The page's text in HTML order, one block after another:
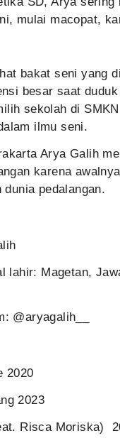
mulai macopat,
bakat seni yang
besar saat
sekolah di
ilmu seni.
Arya Galih
karena
pedalangan.
lahir: Magetan,
@aryagalih__
2020
2023
Risca Moriska)